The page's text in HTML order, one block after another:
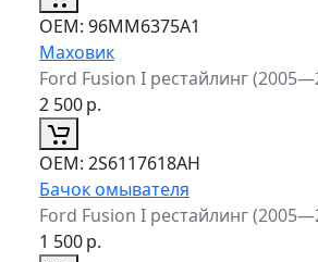
ОЕМ: 96MM6375A1
Маховик
Ford Fusion I рестайлинг
2 500р.
ОЕМ: 2S6117618AH
Бачок омывателя
Ford Fusion I рестайлинг
1 500р.